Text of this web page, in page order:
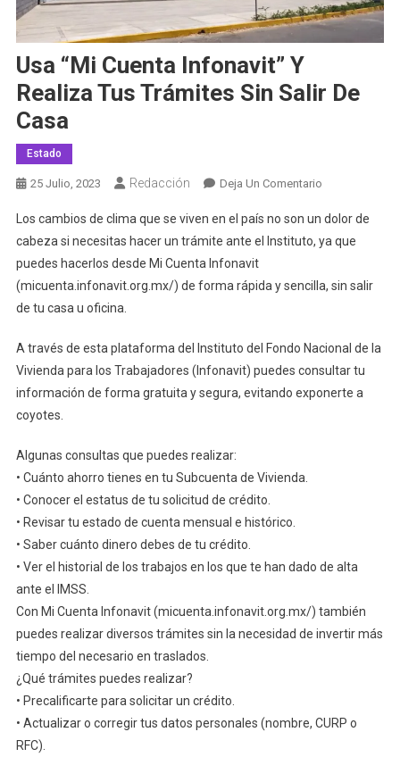
Usa “Mi Cuenta Infonavit” Y
Realiza Tus Trámites Sin Salir De
Casa
Estado
25 Julio, 2023 Redacción Deja Un ComentarioEn
“Mi
Cuenta
Y
Trámites
Sin
Salir
Los cambios de clima que se viven en el país no son un dolor de
cabeza si necesitas hacer un trámite ante el Instituto, ya que
puedes hacerlos desde Mi Cuenta Infonavit
(micuenta.infonavit.org.mx/) de forma rápida y sencilla, sin salir
de tu casa u oficina.
A través de esta plataforma del Instituto del Fondo Nacional de la
Vivienda para los Trabajadores (Infonavit) puedes consultar tu
información de forma gratuita y segura, evitando exponerte a
coyotes.
Algunas consultas que puedes realizar:
• Cuánto ahorro tienes en tu Subcuenta de Vivienda.
• Conocer el estatus de tu solicitud de crédito.
• Revisar tu estado de cuenta mensual e histórico.
• Saber cuánto dinero debes de tu crédito.
• Ver el historial de los trabajos en los que te han dado de alta
ante el IMSS.
Con Mi Cuenta Infonavit (micuenta.infonavit.org.mx/) también
puedes realizar diversos trámites sin la necesidad de invertir más
tiempo del necesario en traslados.
¿Qué trámites puedes realizar?
• Precalificarte para solicitar un crédito.
• Actualizar o corregir tus datos personales (nombre, CURP o
RFC).